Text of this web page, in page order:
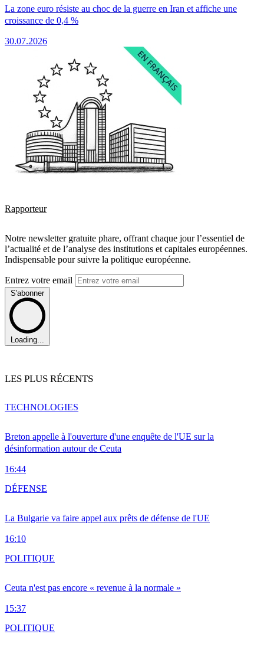
La zone euro résiste au choc de la guerre en Iran et affiche une
croissance de 0,4 %
30.07.2026
Rapporteur
Notre newsletter gratuite phare, offrant chaque jour l’essentiel de
l’actualité et de l’analyse des institutions et capitales européennes.
Indispensable pour suivre la politique européenne.
Entrez votre email
S'abonner
Loading...
LES PLUS RÉCENTS
Breton appelle à l'ouverture d'une enquête de l'UE sur la
désinformation autour de Ceuta
16:44
TECHNOLOGIES
La Bulgarie va faire appel aux prêts de défense de l'UE
16:10
DÉFENSE
Ceuta n'est pas encore « revenue à la normale »
15:37
POLITIQUE
POLITIQUE